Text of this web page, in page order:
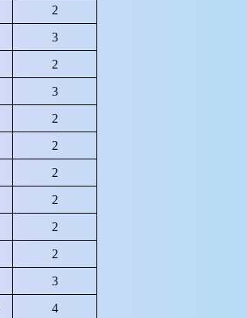
2
3
2
3
2
2
2
2
2
2
3
4